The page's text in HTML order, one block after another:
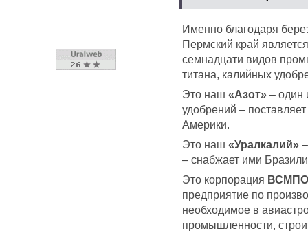
Именно благодаря
Пермский край
семнадцати видов
титана, калийных
Это наш «Азот» – один
удобрений –
Америки.
Это наш «Уралкалий»
– снабжает ими
Это корпорация
предприятие по
необходимое в
промышленности,